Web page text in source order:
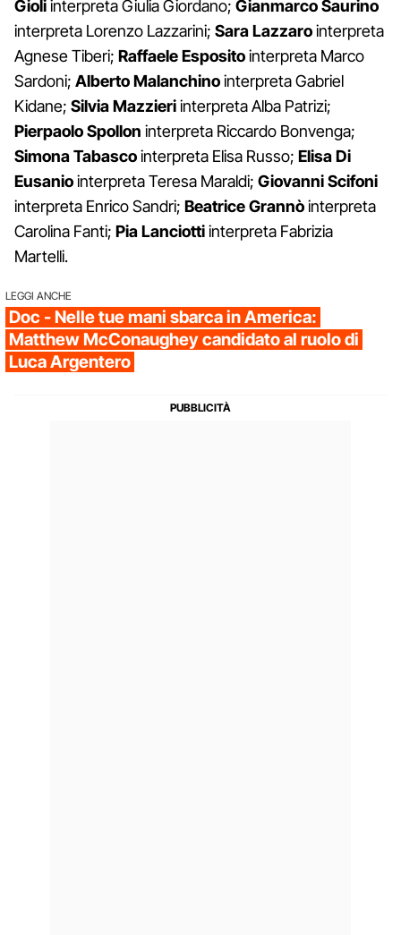
Gioliinterpreta Giulia Giordano; Gianmarco Saurino
interpreta Lorenzo Lazzarini; Sara Lazzarointerpreta
Agnese Tiberi; Raffaele Espositointerpreta Marco
Sardoni; Alberto Malanchinointerpreta Gabriel
Kidane; Silvia Mazzieriinterpreta Alba Patrizi;
Pierpaolo Spollon interpreta Riccardo Bonvenga;
Simona Tabascointerpreta Elisa Russo; Elisa Di
Eusaniointerpreta Teresa Maraldi; Giovanni Scifoni
interpreta Enrico Sandri; Beatrice Grannòinterpreta
Carolina Fanti; Pia Lanciottiinterpreta Fabrizia
Martelli.
LEGGI ANCHE
Doc - Nelle tue mani sbarca in America:
Matthew McConaughey candidato al ruolo di
Luca Argentero